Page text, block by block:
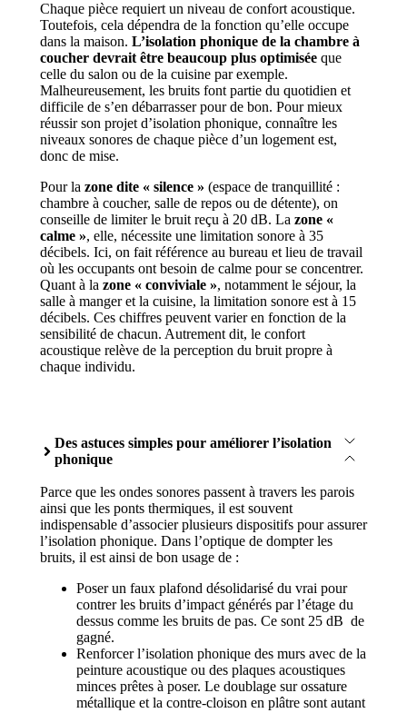
Chaque pièce requiert un niveau de confort acoustique.
Toutefois, cela dépendra de la fonction qu’elle occupe
dans la maison. L’isolation phonique de la chambre à
coucher devrait être beaucoup plus optimisée que
celle du salon ou de la cuisine par exemple.
Malheureusement, les bruits font partie du quotidien et
difficile de s’en débarrasser pour de bon. Pour mieux
réussir son projet d’isolation phonique, connaître les
niveaux sonores de chaque pièce d’un logement est,
donc de mise.
Pour la zone dite « silence » (espace de tranquillité :
chambre à coucher, salle de repos ou de détente), on
conseille de limiter le bruit reçu à 20 dB. La zone «
calme », elle, nécessite une limitation sonore à 35
décibels. Ici, on fait référence au bureau et lieu de travail
où les occupants ont besoin de calme pour se concentrer.
Quant à la zone « conviviale », notamment le séjour, la
salle à manger et la cuisine, la limitation sonore est à 15
décibels. Ces chiffres peuvent varier en fonction de la
sensibilité de chacun. Autrement dit, le confort
acoustique relève de la perception du bruit propre à
chaque individu.
Des astuces simples pour améliorer l’isolation
phonique
Parce que les ondes sonores passent à travers les parois
ainsi que les ponts thermiques, il est souvent
indispensable d’associer plusieurs dispositifs pour assurer
l’isolation phonique. Dans l’optique de dompter les
bruits, il est ainsi de bon usage de :
Poser un faux plafond désolidarisé du vrai pour
contrer les bruits d’impact générés par l’étage du
dessus comme les bruits de pas. Ce sont 25 dB de
gagné.
Renforcer l’isolation phonique des murs avec de la
peinture acoustique ou des plaques acoustiques
minces prêtes à poser. Le doublage sur ossature
métallique et la contre-cloison en plâtre sont autant